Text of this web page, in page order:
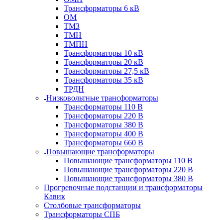
Трансформаторы 6 кВ
ОМ
ТМЗ
ТМН
ТМПН
Трансформаторы 10 кВ
Трансформаторы 20 кВ
Трансформаторы 27,5 кВ
Трансформаторы 35 кВ
ТРДН
Низковольтные трансформаторы
Трансформаторы 110 В
Трансформаторы 220 В
Трансформаторы 380 В
Трансформаторы 400 В
Трансформаторы 660 В
Повышающие трансформаторы
Повышающие трансформаторы 110 В
Повышающие трансформаторы 220 В
Повышающие трансформаторы 380 В
Прогревочные подстанции и трансформаторы
Кавик
Столбовые трансформаторы
Трансформаторы СПБ